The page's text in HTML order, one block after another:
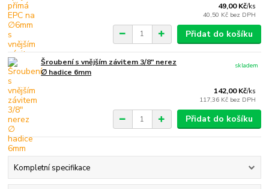
49,00 Kč/ks
40,50 Kč bez DPH
Přidat do košíku
Šroubení s vnějším závitem 3/8" nerez
∅ hadice 6mm
142,00 Kč/ks
117,36 Kč bez DPH
skladem
Přidat do košíku
Kompletní specifikace